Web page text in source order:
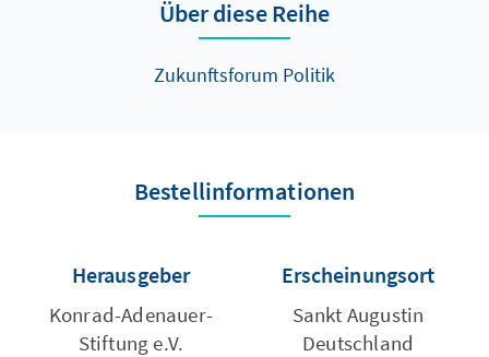
Über diese Reihe
Zukunftsforum Politik
Bestellinformationen
Herausgeber
Konrad-Adenauer-
Stiftung e.V.
Erscheinungsort
Sankt Augustin
Deutschland